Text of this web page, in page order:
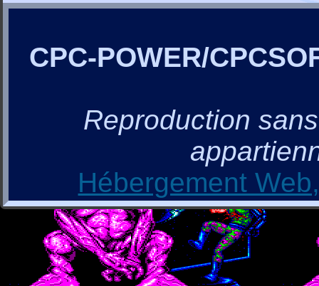
CPC-POWER/
Reproduction
Hébergement